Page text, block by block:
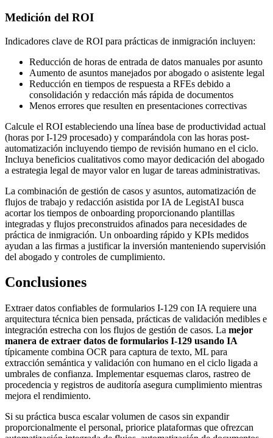
Medición del ROI
Indicadores clave de ROI para prácticas de inmigración incluyen:
Reducción de horas de entrada de datos manuales por asunto
Aumento de asuntos manejados por abogado o asistente legal
Reducción en tiempos de respuesta a RFEs debido a
consolidación y redacción más rápida de documentos
Menos errores que resulten en presentaciones correctivas
Calcule el ROI estableciendo una línea base de productividad actual
(horas por I-129 procesado) y comparándola con las horas post-
automatización incluyendo tiempo de revisión humano en el ciclo.
Incluya beneficios cualitativos como mayor dedicación del abogado
a estrategia legal de mayor valor en lugar de tareas administrativas.
La combinación de gestión de casos y asuntos, automatización de
flujos de trabajo y redacción asistida por IA de LegistAI busca
acortar los tiempos de onboarding proporcionando plantillas
integradas y flujos preconstruidos afinados para necesidades de
práctica de inmigración. Un onboarding rápido y KPIs medidos
ayudan a las firmas a justificar la inversión manteniendo supervisión
del abogado y controles de cumplimiento.
Conclusiones
Extraer datos confiables de formularios I-129 con IA requiere una
arquitectura técnica bien pensada, prácticas de validación medibles e
integración estrecha con los flujos de gestión de casos. La mejor
manera de extraer datos de formularios I-129 usando IA
típicamente combina OCR para captura de texto, ML para
extracción semántica y validación con humano en el ciclo ligada a
umbrales de confianza. Implementar esquemas claros, rastreo de
procedencia y registros de auditoría asegura cumplimiento mientras
mejora el rendimiento.
Si su práctica busca escalar volumen de casos sin expandir
proporcionalmente el personal, priorice plataformas que ofrezcan